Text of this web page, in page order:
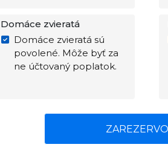
Domáce zvieratá
Domáce zvieratá sú
povolené. Môže byť za
ne účtovaný poplatok.